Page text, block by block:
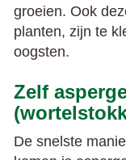
groeien. Ook
planten, zijn te
oogsten.
Zelf
De snelste